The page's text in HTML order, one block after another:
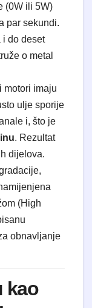
(0W ili 5W)
par sekundi.
i do deset
o metal
motori imaju
ulje sporije
i, što je
. Rezultat
dijelova.
(High
obnavljanje
kao